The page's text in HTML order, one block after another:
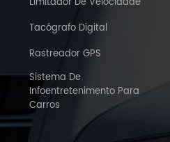
Tacógrafo Digital
Rastreador GPS
Sistema De
Infoentretenimento Para
Carros